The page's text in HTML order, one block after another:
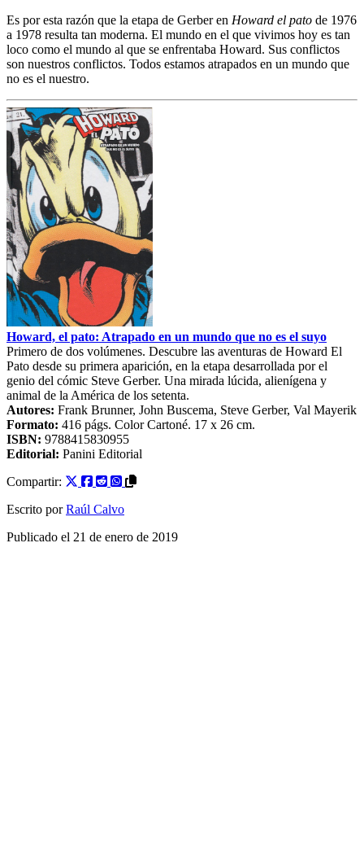
Es por esta razón que la etapa de Gerber en Howard el pato de 1976
a 1978 resulta tan moderna. El mundo en el que vivimos hoy es tan
loco como el mundo al que se enfrentaba Howard. Sus conflictos
son nuestros conflictos. Todos estamos atrapados en un mundo que
no es el nuestro.
Howard, el pato: Atrapado en un mundo que no es el suyo
Primero de dos volúmenes. Descubre las aventuras de Howard El
Pato desde su primera aparición, en la etapa desarrollada por el
genio del cómic Steve Gerber. Una mirada lúcida, alienígena y
animal de la América de los setenta.
Autores: Frank Brunner, John Buscema, Steve Gerber, Val Mayerik
Formato: 416 págs. ColorCartoné. 17 x 26 cm.
ISBN: 9788415830955
Editorial: Panini Editorial
Compartir:
Escrito por Raúl Calvo
Publicado el 21 de enero de 2019